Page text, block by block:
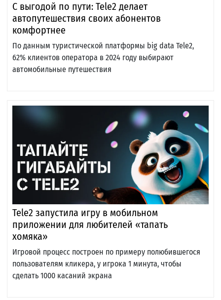
С выгодой по пути: Tele2 делает
автопутешествия своих абонентов
комфортнее
По данным туристической платформы big data Tele2,
62% клиентов оператора в 2024 году выбирают
автомобильные путешествия
Tele2 запустила игру в мобильном
приложении для любителей «тапать
хомяка»
Игровой процесс построен по примеру полюбившегося
пользователям кликера, у игрока 1 минута, чтобы
сделать 1000 касаний экрана